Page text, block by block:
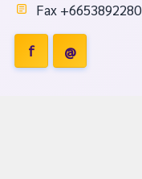
Fax +6653892280
f @